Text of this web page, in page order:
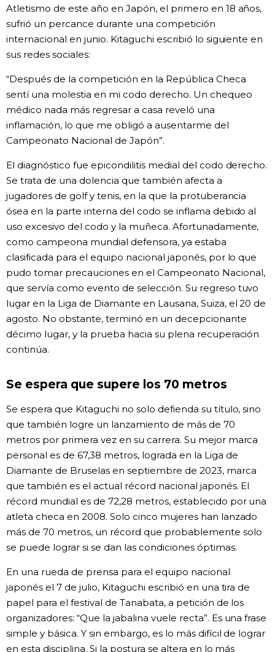
Atletismo de este año en Japón, el primero en 18 años,
sufrió un percance durante una competición
internacional en junio. Kitaguchi escribió lo siguiente en
sus redes sociales:
“Después de la competición en la República Checa
sentí una molestia en mi codo derecho. Un chequeo
médico nada más regresar a casa reveló una
inflamación, lo que me obligó a ausentarme del
Campeonato Nacional de Japón”.
El diagnóstico fue epicondilitis medial del codo derecho.
Se trata de una dolencia que también afecta a
jugadores de golf y tenis, en la que la protuberancia
ósea en la parte interna del codo se inflama debido al
uso excesivo del codo y la muñeca. Afortunadamente,
como campeona mundial defensora, ya estaba
clasificada para el equipo nacional japonés, por lo que
pudo tomar precauciones en el Campeonato Nacional,
que servía como evento de selección. Su regreso tuvo
lugar en la Liga de Diamante en Lausana, Suiza, el 20 de
agosto. No obstante, terminó en un decepcionante
décimo lugar, y la prueba hacia su plena recuperación
continúa.
Se espera que supere los 70 metros
Se espera que Kitaguchi no solo defienda su título, sino
que también logre un lanzamiento de más de 70
metros por primera vez en su carrera. Su mejor marca
personal es de 67,38 metros, lograda en la Liga de
Diamante de Bruselas en septiembre de 2023, marca
que también es el actual récord nacional japonés. El
récord mundial es de 72,28 metros, establecido por una
atleta checa en 2008. Solo cinco mujeres han lanzado
más de 70 metros, un récord que probablemente solo
se puede lograr si se dan las condiciones óptimas.
En una rueda de prensa para el equipo nacional
japonés el 7 de julio, Kitaguchi escribió en una tira de
papel para el festival de Tanabata, a petición de los
organizadores: “Que la jabalina vuele recta”. Es una frase
simple y básica. Y sin embargo, es lo más difícil de lograr
en esta disciplina. Si la postura se altera en lo más